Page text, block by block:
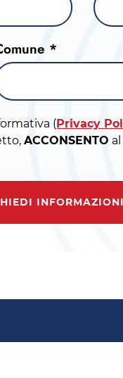
*
(Privacy
ACCONSENTO